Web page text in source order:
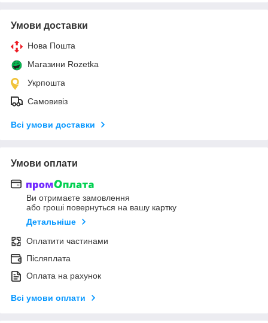
Умови доставки
Нова Пошта
Магазини Rozetka
Укрпошта
Самовивіз
Всі умови доставки
Умови оплати
Ви отримаєте замовлення
або гроші повернуться на вашу картку
Детальніше
Оплатити частинами
Післяплата
Оплата на рахунок
Всі умови оплати